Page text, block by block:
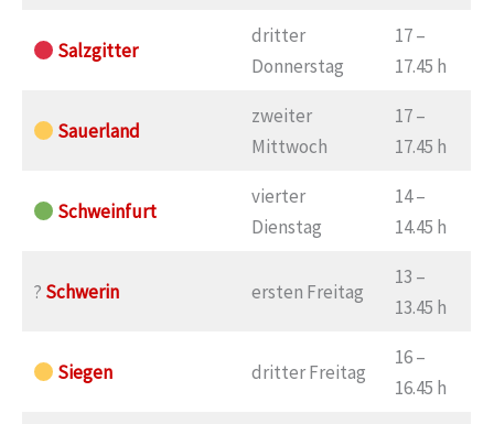
Salzgitter
dritter
Donnerstag
17 –
17.45 h
Sauerland
zweiter
Mittwoch
17 –
17.45 h
Schweinfurt
vierter
Dienstag
14 –
14.45 h
? Schwerin ersten Freitag
13 –
13.45 h
Siegen dritter Freitag
16 –
16.45 h